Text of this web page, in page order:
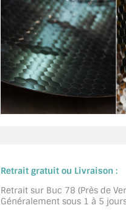
Retrait gratuit ou Livraison :
Retrait sur Buc 78 (Près de
Généralement sous 1 à 5